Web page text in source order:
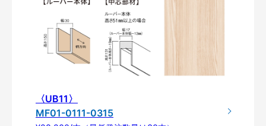
〈UB11〉
MF01-0111-0315